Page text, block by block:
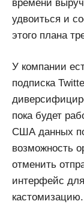
времени
удвоиться и
этого плана
У компании
подписка
пока будет
США данных
возможность
отменить
интерфейс
кастомизацию.